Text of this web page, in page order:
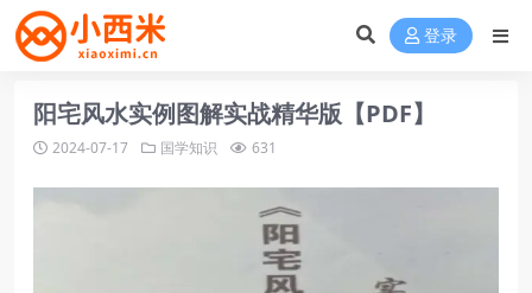
登录
阳宅风水实例图解实战精华版【PDF】
2024-07-17 国学知识 631